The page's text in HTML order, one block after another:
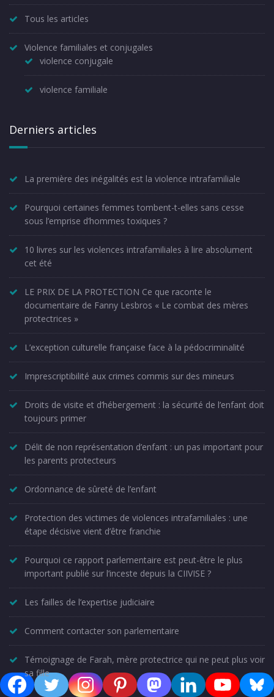
Tous les articles
Violence familiales et conjugales
violence conjugale
violence familiale
Derniers articles
La première des inégalités est la violence intrafamiliale
Pourquoi certaines femmes tombent-t-elles sans cesse
sous l’emprise d’hommes toxiques ?
10 livres sur les violences intrafamiliales à lire absolument
cet été
LE PRIX DE LA PROTECTION Ce que raconte le
documentaire de Fanny Lesbros « Le combat des mères
protectrices »
L’exception culturelle française face à la pédocriminalité
Imprescriptibilité aux crimes commis sur des mineurs
Droits de visite et d’hébergement : la sécurité de l’enfant doit
toujours primer
Délit de non représentation d’enfant : un pas important pour
les parents protecteurs
Ordonnance de sûreté de l’enfant
Protection des victimes de violences intrafamiliales : une
étape décisive vient d’être franchie
Pourquoi ce rapport parlementaire est peut-être le plus
important publié sur l’inceste depuis la CIIVISE ?
Les failles de l’expertise judiciaire
Comment contacter son parlementaire
Témoignage de Farah, mère protectrice qui ne peut plus voir
sa fille